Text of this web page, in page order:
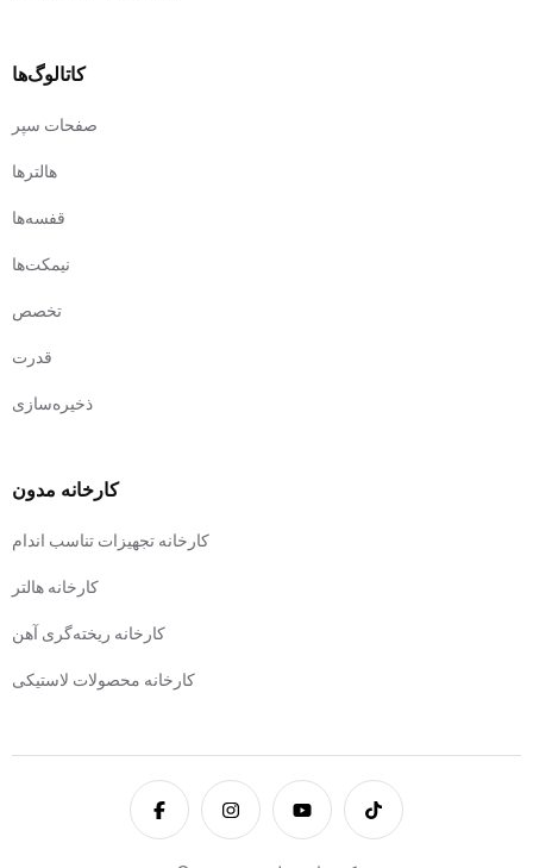
کاتالوگ‌ها
صفحات سپر
هالترها
قفسه‌ها
نیمکت‌ها
تخصص
قدرت
ذخیره‌سازی
کارخانه مدون
کارخانه تجهیزات تناسب اندام
کارخانه هالتر
کارخانه ریخته‌گری آهن
کارخانه محصولات لاستیکی